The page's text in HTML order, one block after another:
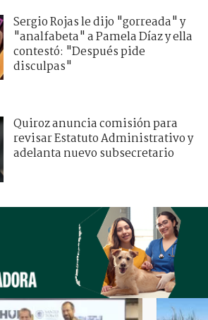
Sergio Rojas le dijo "gorreada" y
"analfabeta" a Pamela Díaz y ella
contestó: "Después pide
disculpas"
Quiroz anuncia comisión para
revisar Estatuto Administrativo y
adelanta nuevo subsecretario